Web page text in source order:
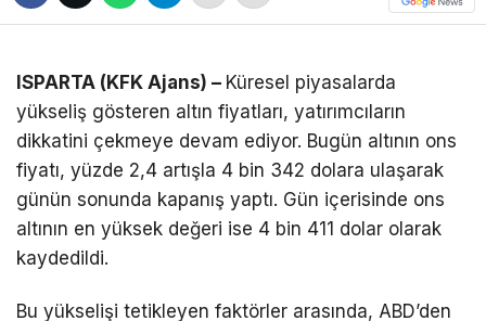
ISPARTA (KFK Ajans) – Küresel piyasalarda
yükseliş gösteren altın fiyatları, yatırımcıların
dikkatini çekmeye devam ediyor. Bugün altının ons
fiyatı, yüzde 2,4 artışla 4 bin 342 dolara ulaşarak
günün sonunda kapanış yaptı. Gün içerisinde ons
altının en yüksek değeri ise 4 bin 411 dolar olarak
kaydedildi.
Bu yükselişi tetikleyen faktörler arasında, ABD’den